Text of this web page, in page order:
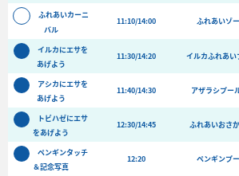
よくある質問
団体向けプラン情報 ビー
ふれあいカーニ
バル
11:10/14:00 ふれあいゾ
イルカにエサを
あげよう
11:30/14:20 イルカふれあい
アシカにエサを
あげよう
11:40/14:30 アザラシプー
トビハゼにエサ
をあげよう
12:30/14:45 ふれあいおさ
ペンギンタッチ
＆記念写真
12:20 ペンギンプ